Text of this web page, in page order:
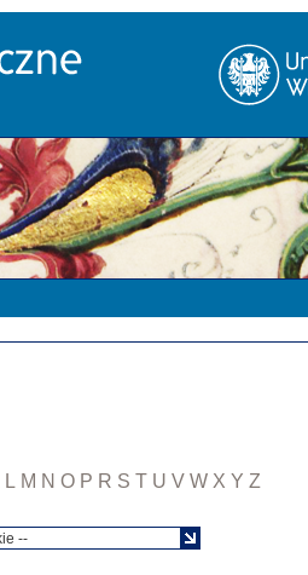
L M N O P R S T U V W X Y Z